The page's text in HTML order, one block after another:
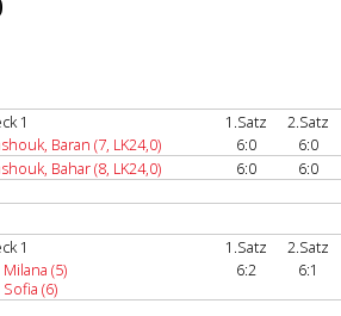
1 1.Satz 2.Satz
Baran (7, LK24,0) 6:0 6:0
Bahar (8, LK24,0) 6:0 6:0
1 1.Satz 2.Satz
(5)
(6)
6:2 6:1